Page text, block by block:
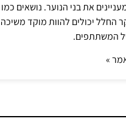
את בני הנוער. נושאים כמו
החלל יכולים להוות מוקד
המשתתפים.
»